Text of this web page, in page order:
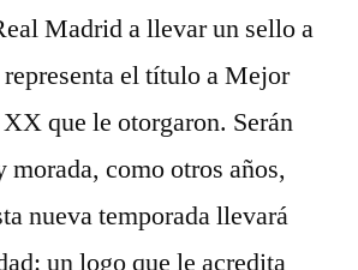
Madrid a llevar un sello a
el título a Mejor
que le otorgaron. Serán
morada, como otros años,
nueva temporada llevará
un logo que le acredita